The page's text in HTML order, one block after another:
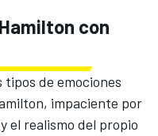
con
de emociones
impaciente por
el realismo del propio